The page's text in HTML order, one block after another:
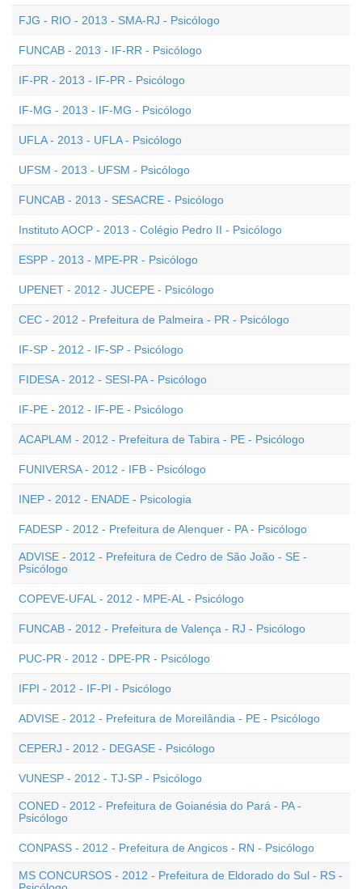
FJG - RIO - 2013 - SMA-RJ - Psicólogo
FUNCAB - 2013 - IF-RR - Psicólogo
IF-PR - 2013 - IF-PR - Psicólogo
IF-MG - 2013 - IF-MG - Psicólogo
UFLA - 2013 - UFLA - Psicólogo
UFSM - 2013 - UFSM - Psicólogo
FUNCAB - 2013 - SESACRE - Psicólogo
Instituto AOCP - 2013 - Colégio Pedro II - Psicólogo
ESPP - 2013 - MPE-PR - Psicólogo
UPENET - 2012 - JUCEPE - Psicólogo
CEC - 2012 - Prefeitura de Palmeira - PR - Psicólogo
IF-SP - 2012 - IF-SP - Psicólogo
FIDESA - 2012 - SESI-PA - Psicólogo
IF-PE - 2012 - IF-PE - Psicólogo
ACAPLAM - 2012 - Prefeitura de Tabira - PE - Psicólogo
FUNIVERSA - 2012 - IFB - Psicólogo
INEP - 2012 - ENADE - Psicologia
FADESP - 2012 - Prefeitura de Alenquer - PA - Psicólogo
ADVISE - 2012 - Prefeitura de Cedro de São João - SE -
Psicólogo
COPEVE-UFAL - 2012 - MPE-AL - Psicólogo
FUNCAB - 2012 - Prefeitura de Valença - RJ - Psicólogo
PUC-PR - 2012 - DPE-PR - Psicólogo
IFPI - 2012 - IF-PI - Psicólogo
ADVISE - 2012 - Prefeitura de Moreilândia - PE - Psicólogo
CEPERJ - 2012 - DEGASE - Psicólogo
VUNESP - 2012 - TJ-SP - Psicólogo
CONED - 2012 - Prefeitura de Goianésia do Pará - PA -
Psicólogo
CONPASS - 2012 - Prefeitura de Angicos - RN - Psicólogo
MS CONCURSOS - 2012 - Prefeitura de Eldorado do Sul - RS -